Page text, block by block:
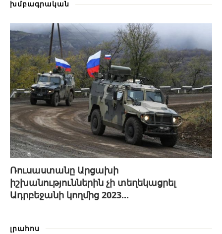
խմբագրական
Ռուսաստանը Արցախի
իշխանություններին չի տեղեկացրել
Ադրբեջանի կողմից 2023...
լրահոս